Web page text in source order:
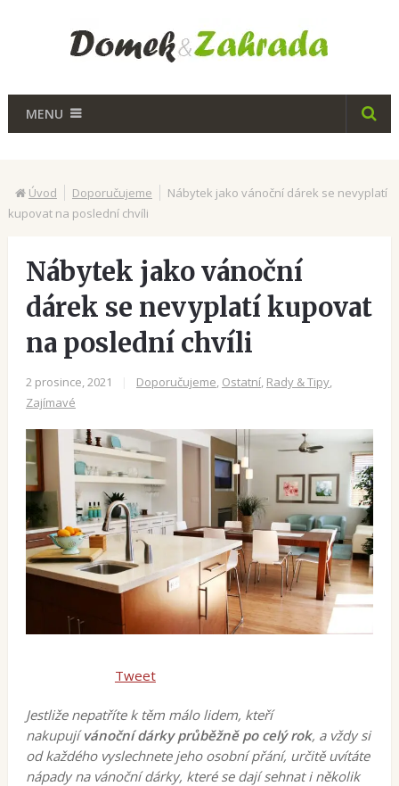
MENU
Úvod Doporučujeme
Nábytek jako vánoční dárek se nevyplatí
kupovat na poslední chvíli
Nábytek jako vánoční
dárek se nevyplatí kupovat
na poslední chvíli
2 prosince, 2021 Doporučujeme, Ostatní, Rady & Tipy,
Zajímavé
Tweet
Jestliže nepatříte k těm málo lidem, kteří
nakupujívánoční dárky průběžně po celý rok, a vždy si
od každého vyslechnete jeho osobní přání, určitě uvítáte
nápady na vánoční dárky, které se dají sehnat i několik